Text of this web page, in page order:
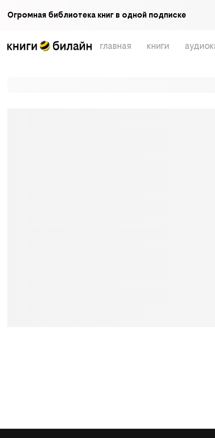
Огромная библиотека книг в одной подписке
главная книги